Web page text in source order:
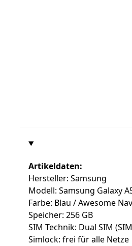
Artikeldaten:
Hersteller: Samsung
Modell: Samsung Galaxy
Farbe: Blau / Awesome
Speicher: 256 GB
SIM Technik: Dual SIM
Simlock: frei für alle Netze